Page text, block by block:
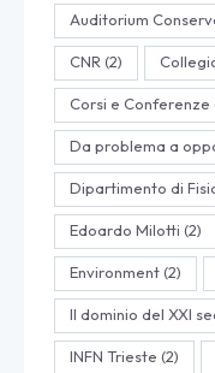
Auditorium
CNR (2)
Corsi e Conferenze
Da problema a
Dipartimento di
Edoardo Milotti (2)
Environment(2)
Il dominio del XXI
INFN Trieste (2)